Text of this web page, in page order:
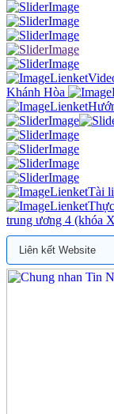
Khánh Hòa
Tài
trung ương 4 (khóa